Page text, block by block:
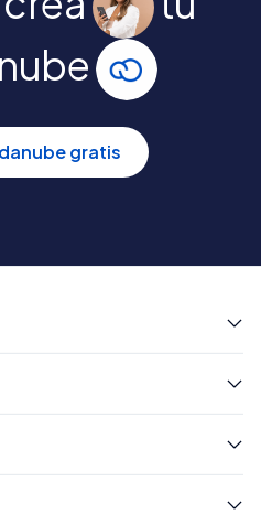
gratis